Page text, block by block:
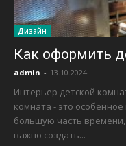
Дизайн
Как оформить
admin - 13.10.2024
Интерьер детской
комната - это
большую часть времени,
важно создать...